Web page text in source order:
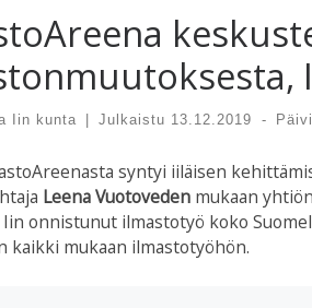
Iin kunta Julkaistu 13.12.2019 -
syntyi iiläisen
Leena Vuotoveden mukaan
Iin onnistunut ilmastotyö koko
kaikki mukaan ilmastotyöhön.